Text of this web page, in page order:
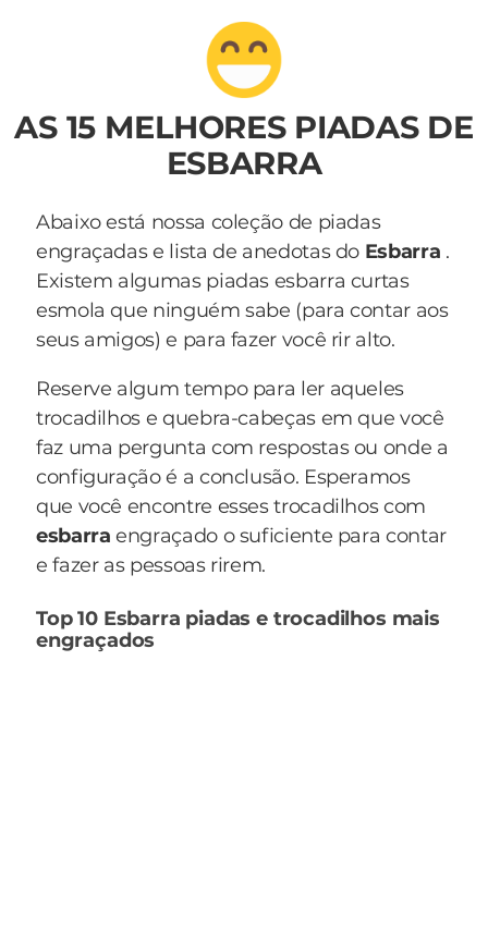
AS 15 MELHORES PIADAS DE
ESBARRA
Abaixo está nossa coleção de piadas
engraçadas e lista de anedotas do Esbarra .
Existem algumas piadas esbarra curtas
esmola que ninguém sabe (para contar aos
seus amigos) e para fazer você rir alto.
Reserve algum tempo para ler aqueles
trocadilhos e quebra-cabeças em que você
faz uma pergunta com respostas ou onde a
configuração é a conclusão. Esperamos
que você encontre esses trocadilhos com
esbarraengraçado o suficiente para contar
e fazer as pessoas rirem.
Top 10 Esbarra piadas e trocadilhos mais
engraçados